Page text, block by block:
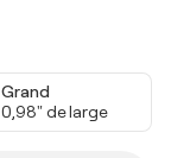
Grand
0,98" de large